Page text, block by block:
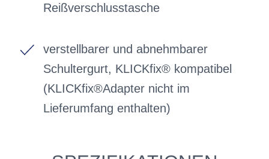
Reißverschlusstasche
verstellbarer und abnehmbarer
Schultergurt, KLICKfix® kompatibel
(KLICKfix®Adapter nicht im
Lieferumfang enthalten)